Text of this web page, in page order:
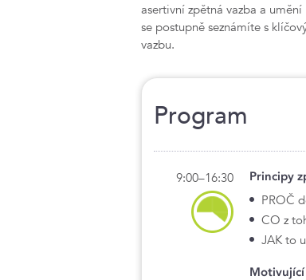
asertivní zpětná vazba a
se postupně seznámíte s
vazbu.
Program
9:00–16:30
Principy
PROČ
CO z
JAK to